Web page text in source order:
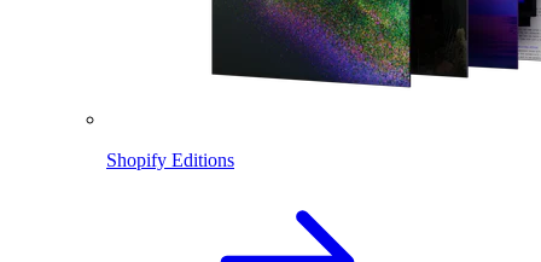
Shopify Editions